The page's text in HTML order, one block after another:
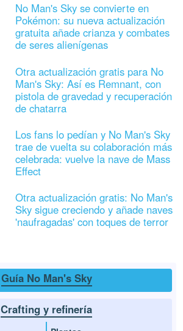
No Man's Sky se convierte en
Pokémon: su nueva actualización
gratuita añade crianza y combates
de seres alienígenas
Otra actualización gratis para No
Man's Sky: Así es Remnant, con
pistola de gravedad y recuperación
de chatarra
Los fans lo pedían y No Man's Sky
trae de vuelta su colaboración más
celebrada: vuelve la nave de Mass
Effect
Otra actualización gratis: No Man's
Sky sigue creciendo y añade naves
'naufragadas' con toques de terror
Guía No Man's Sky
Crafting y refinería